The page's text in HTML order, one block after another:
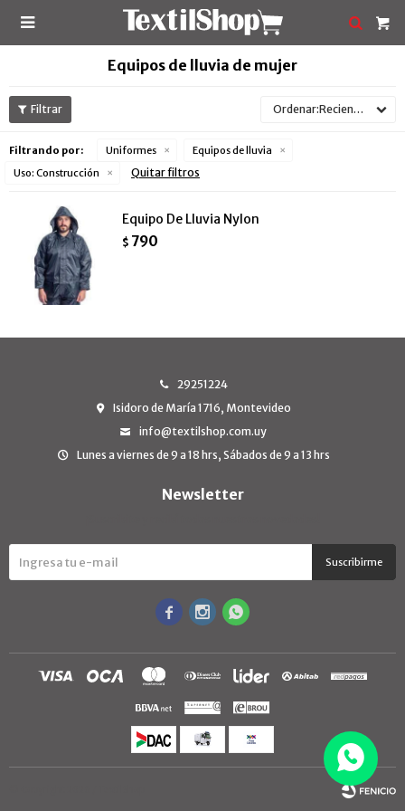

Equipos de lluvia de mujer
Recientes
Filtrando por: Uniformes
Equipos de lluvia
Uso: Construcción Quitar filtros
Equipo De Lluvia Nylon
$ 790
29251224
Isidoro de María 1716, Montevideo
info@textilshop.com.uy
Lunes a viernes de 9 a 18 hrs, Sábados de 9 a 13 hrs
Newsletter
Suscribirme
  